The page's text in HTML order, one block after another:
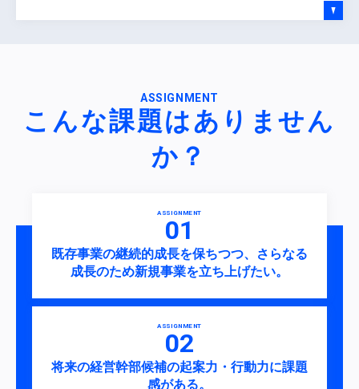
ASSIGNMENT
こんな課題はありません
か？
ASSIGNMENT
既存事業の継続的成長を保ちつつ、さらなる
成長のため新規事業を立ち上げたい。
ASSIGNMENT
将来の経営幹部候補の起案力・行動力に課題
感がある。